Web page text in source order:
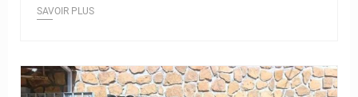
SAVOIR PLUS